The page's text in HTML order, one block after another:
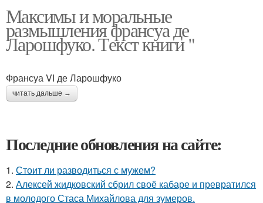
Максимы и моральные
размышления франсуа де
Ларошфуко. Текст книги "
Франсуа VI де Ларошфуко
читать дальше →
Последние обновления на сайте:
1. Стоит ли разводиться с мужем?
2. Алексей жидковский сбрил своё кабаре и превратился
в молодого Стаса Михайлова для зумеров.